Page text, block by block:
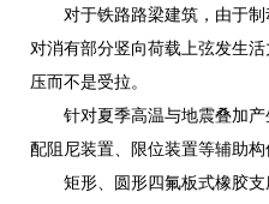
对于铁路路梁建筑，由于
对消有部分竖向荷载上弦发生
压而不是受拉。
针对夏季高温与地震叠加
配阻尼装置、限位装置等辅助
矩形、圆形四氟板式橡胶